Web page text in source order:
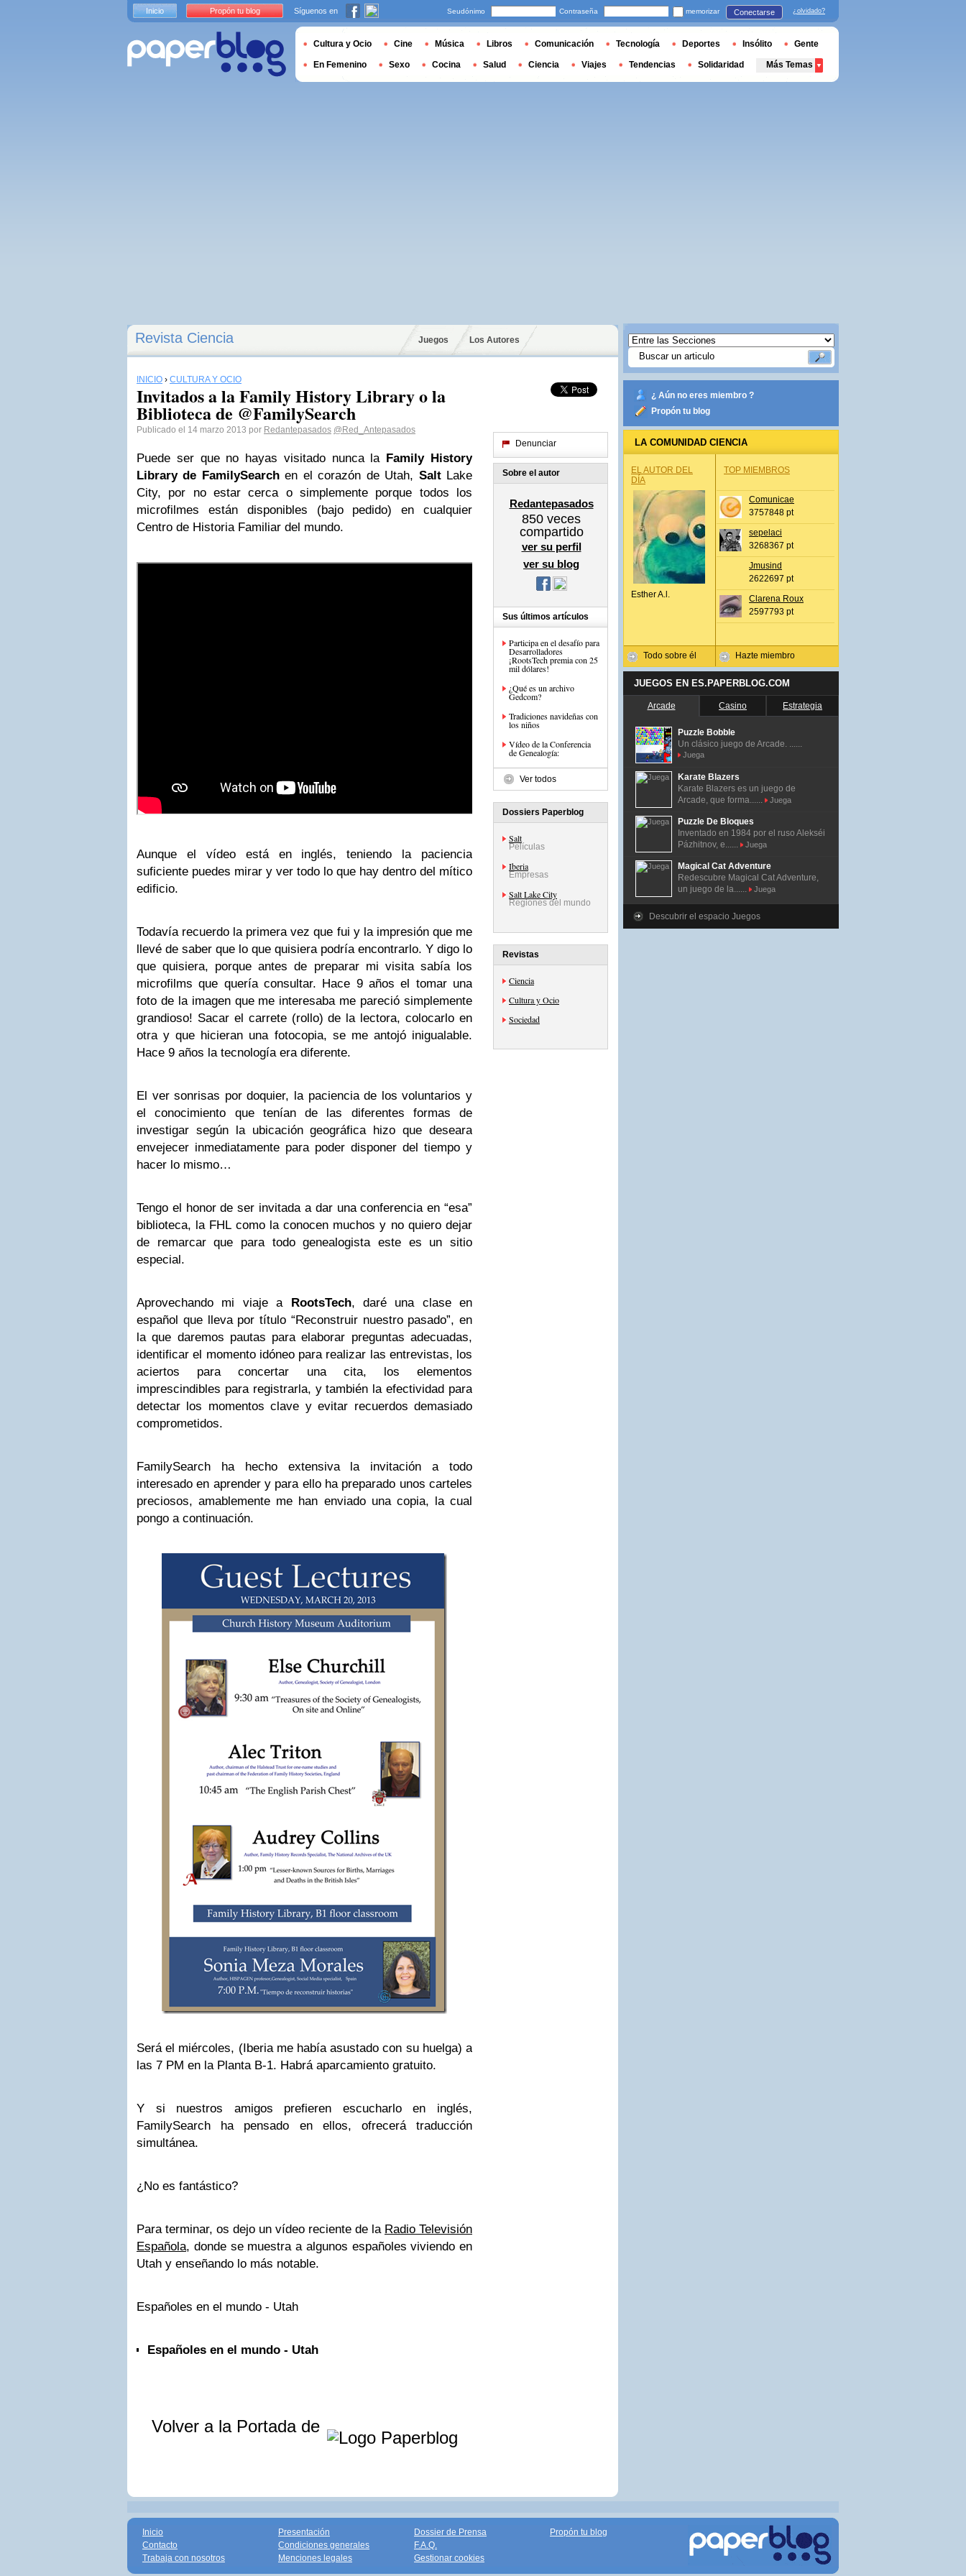
Revista Ciencia Juegos Los Autores
INICIO › CULTURA Y OCIO
Invitados a la Family History Library o la
Biblioteca de @FamilySearch
Publicado el 14 marzo 2013 por Redantepasados @Red_Antepasados
Puede ser que no hayas visitado nunca la Family History
Library de FamilySearchen el corazón de Utah, SaltLake
City, por no estar cerca o simplemente porque todos los
microfilmes están disponibles (bajo pedido) en cualquier
Centro de Historia Familiar del mundo.
Aunque el vídeo está en inglés, teniendo la paciencia
suficiente puedes mirar y ver todo lo que hay dentro del mítico
edificio.
Todavía recuerdo la primera vez que fui y la impresión que me
llevé de saber que lo que quisiera podría encontrarlo. Y digo lo
que quisiera, porque antes de preparar mi visita sabía los
microfilms que quería consultar. Hace 9 años el tomar una
foto de la imagen que me interesaba me pareció simplemente
grandioso! Sacar el carrete (rollo) de la lectora, colocarlo en
otra y que hicieran una fotocopia, se me antojó inigualable.
Hace 9 años la tecnología era diferente.
El ver sonrisas por doquier, la paciencia de los voluntarios y
el conocimiento que tenían de las diferentes formas de
investigar según la ubicación geográfica hizo que deseara
envejecer inmediatamente para poder disponer del tiempo y
hacer lo mismo…
Tengo el honor de ser invitada a dar una conferencia en “esa”
biblioteca, la FHL como la conocen muchos y no quiero dejar
de remarcar que para todo genealogista este es un sitio
especial.
Aprovechando mi viaje a RootsTech, daré una clase en
español que lleva por título “Reconstruir nuestro pasado”, en
la que daremos pautas para elaborar preguntas adecuadas,
identificar el momento idóneo para realizar las entrevistas, los
aciertos para concertar una cita, los elementos
imprescindibles para registrarla, y también la efectividad para
detectar los momentos clave y evitar recuerdos demasiado
comprometidos.
FamilySearch ha hecho extensiva la invitación a todo
interesado en aprender y para ello ha preparado unos carteles
preciosos, amablemente me han enviado una copia, la cual
pongo a continuación.
Será el miércoles, (Iberia me había asustado con su huelga) a
las 7 PM en la Planta B-1. Habrá aparcamiento gratuito.
Y si nuestros amigos prefieren escucharlo en inglés,
FamilySearch ha pensado en ellos, ofrecerá traducción
simultánea.
¿No es fantástico?
Para terminar, os dejo un vídeo reciente de la Radio Televisión
Española, donde se muestra a algunos españoles viviendo en
Utah y enseñando lo más notable.
Españoles en el mundo - Utah
Españoles en el mundo - Utah
Volver a la Portada de
Denunciar
Sobre el autor
Redantepasados
850 veces
compartido
ver su perfil
ver su blog
Sus últimos artículos
Participa en el desafío para
Desarrolladores
¡RootsTech premia con 25
mil dólares!
¿Qué es un archivo
Gedcom?
Tradiciones navideñas con
los niños
Vídeo de la Conferencia
de Genealogía:
Ver todos
Dossiers Paperblog
Salt
Películas
Iberia
Empresas
Salt Lake City
Regiones del mundo
Revistas
Ciencia
Cultura y Ocio
Sociedad
¿ Aún no eres miembro ?
Propón tu blog
LA COMUNIDAD CIENCIA
EL AUTOR DEL
DÍA
Esther A.l.
Todo sobre él
TOP MIEMBROS
Comunicae
3757848 pt
sepelaci
3268367 pt
Jmusind
2622697 pt
Clarena Roux
2597793 pt
Hazte miembro
JUEGOS EN ES.PAPERBLOG.COM
Arcade Casino Estrategia
Puzzle Bobble
Un clásico juego de Arcade. ......
Juega
Karate Blazers
Karate Blazers es un juego de
Arcade, que forma......
Juega
Puzzle De Bloques
Inventado en 1984 por el ruso Alekséi
Pázhitnov, e......
Juega
Magical Cat Adventure
Redescubre Magical Cat Adventure,
un juego de la......
Juega
Descubrir el espacio Juegos
Inicio Propón tu blog Síguenos en Seudónimo Contraseña memorizar Conectarse ¿olvidado?
Cultura y Ocio Cine Música Libros Comunicación Tecnología Deportes Insólito Gente
En Femenino Sexo Cocina Salud Ciencia Viajes Tendencias Solidaridad Más Temas
Inicio
Contacto
Trabaja con nosotros
Presentación
Condiciones generales
Menciones legales
Dossier de Prensa
F.A.Q.
Gestionar cookies
Propón tu blog